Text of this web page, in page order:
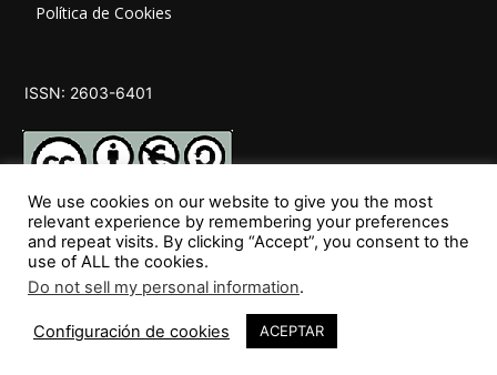
Política de Cookies
ISSN: 2603-6401
SÍGUENOS
We use cookies on our website to give you the most
relevant experience by remembering your preferences
and repeat visits. By clicking “Accept”, you consent to the
use of ALL the cookies.
Do not sell my personal information.
Configuración de cookies ACEPTAR